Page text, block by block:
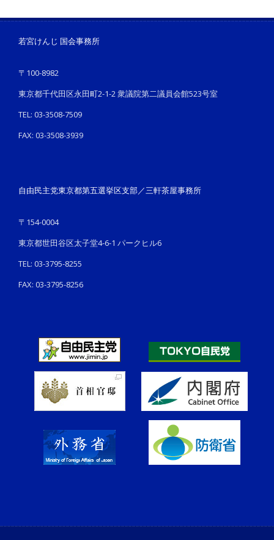
若宮けんじ 国会事務所
〒100-8982
東京都千代田区永田町2-1-2 衆議院第二議員会館523号室
TEL: 03-3508-7509
FAX: 03-3508-3939
自由民主党東京都第五選挙区支部／三軒茶屋事務所
〒154-0004
東京都世田谷区太子堂4-6-1 パークヒル6
TEL: 03-3795-8255
FAX: 03-3795-8256